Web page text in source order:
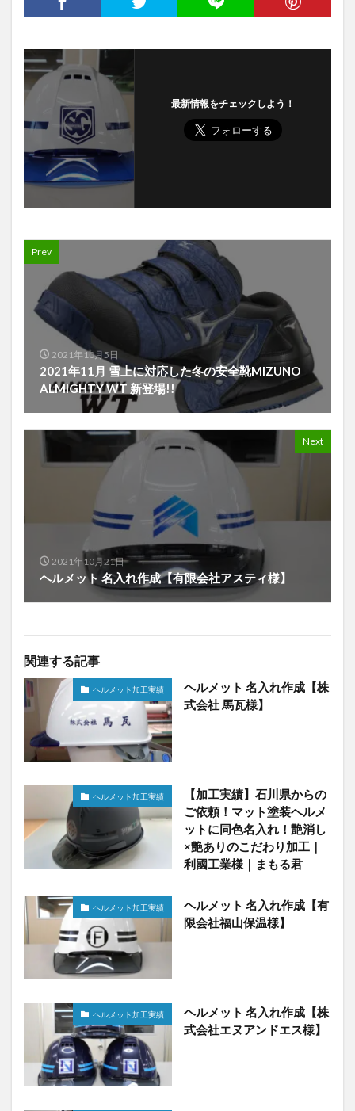
最新情報をチェックしよう！
Prev
2021年10月5日
2021年11月 雪上に対応した冬の安全靴MIZUNO
ALMIGHTY WT 新登場!!
Next
2021年10月21日
ヘルメット 名入れ作成【有限会社アスティ様】
関連する記事
ヘルメット加工実績
ヘルメット 名入れ作成【株
式会社 馬瓦様】
ヘルメット加工実績
【加工実績】石川県からの
ご依頼！マット塗装ヘルメ
ットに同色名入れ！艶消し
×艶ありのこだわり加工｜
利國工業様｜まもる君
ヘルメット加工実績
ヘルメット 名入れ作成【有
限会社福山保温様】
ヘルメット加工実績
ヘルメット 名入れ作成【株
式会社エヌアンドエス様】